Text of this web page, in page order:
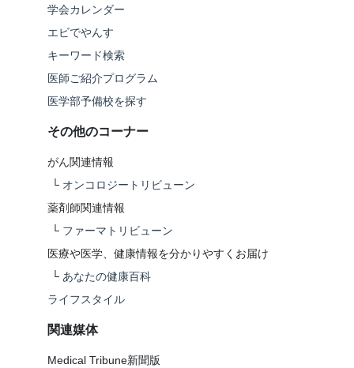
学会カレンダー
エビでやんす
キーワード検索
医師ご紹介プログラム
医学部予備校を探す
その他のコーナー
がん関連情報
└ オンコロジートリビューン
薬剤師関連情報
└ ファーマトリビューン
医療や医学、健康情報を分かりやすくお届け
└ あなたの健康百科
ライフスタイル
関連媒体
Medical Tribune新聞版